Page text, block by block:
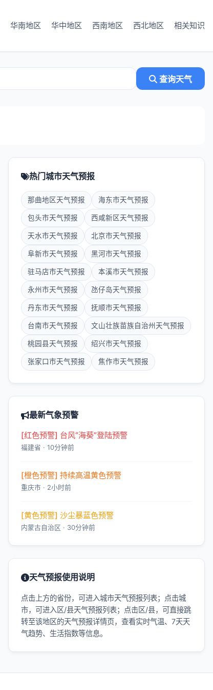
华南地区 华中地区 西南地区 西北地区 相关知识
查询天气
热门城市天气预报
那曲地区天气预报 海东市天气预报
包头市天气预报 西咸新区天气预报
天水市天气预报 北京市天气预报
阜新市天气预报 黑河市天气预报
驻马店市天气预报 本溪市天气预报
永州市天气预报 氹仔岛天气预报
丹东市天气预报 抚顺市天气预报
台南市天气预报 文山壮族苗族自治州天气预报
桃园县天气预报 绍兴市天气预报
张家口市天气预报 焦作市天气预报
最新气象预警
[红色预警] 台风“海葵”登陆预警
福建省 · 10分钟前
[橙色预警] 持续高温黄色预警
重庆市 · 2小时前
[黄色预警] 沙尘暴蓝色预警
内蒙古自治区 · 30分钟前
天气预报使用说明
点击上方的省份，可进入城市天气预报列表；点击城
市，可进入区/县天气预报列表；点击区/县，可直接跳
转至该地区的天气预报详情页，查看实时气温、7天天
气趋势、生活指数等信息。